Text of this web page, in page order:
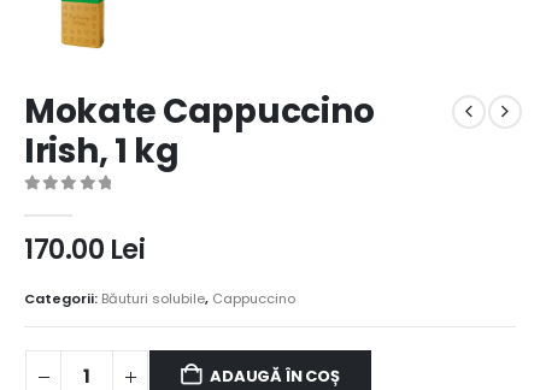
Mokate Cappuccino
Irish, 1 kg
170.00 Lei
Categorii: Băuturi solubile, Cappuccino
ADAUGĂ ÎN COȘ